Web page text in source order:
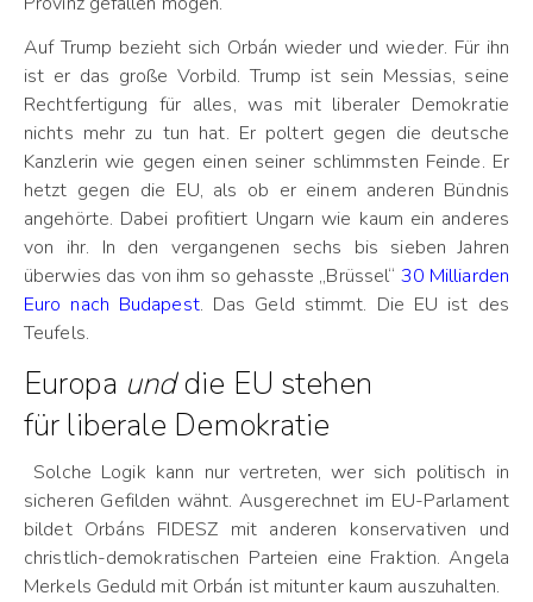
Auf Trump bezieht sich Orbán wieder und wieder. Für ihn
ist er das große Vorbild. Trump ist sein Messias, seine
Rechtfertigung für alles, was mit liberaler Demokratie
nichts mehr zu tun hat. Er poltert gegen die deutsche
Kanzlerin wie gegen einen seiner schlimmsten Feinde. Er
hetzt gegen die EU, als ob er einem anderen Bündnis
angehörte. Dabei profitiert Ungarn wie kaum ein anderes
von ihr. In den vergangenen sechs bis sieben Jahren
überwies das von ihm so gehasste „Brüssel“ 30 Milliarden
Euro nach Budapest. Das Geld stimmt. Die EU ist des
Teufels.
Europa unddie EU stehen
für liberale Demokratie
Solche Logik kann nur vertreten, wer sich politisch in
sicheren Gefilden wähnt. Ausgerechnet im EU-Parlament
bildet Orbáns FIDESZ mit anderen konservativen und
christlich-demokratischen Parteien eine Fraktion. Angela
Merkels Geduld mit Orbán ist mitunter kaum auszuhalten.